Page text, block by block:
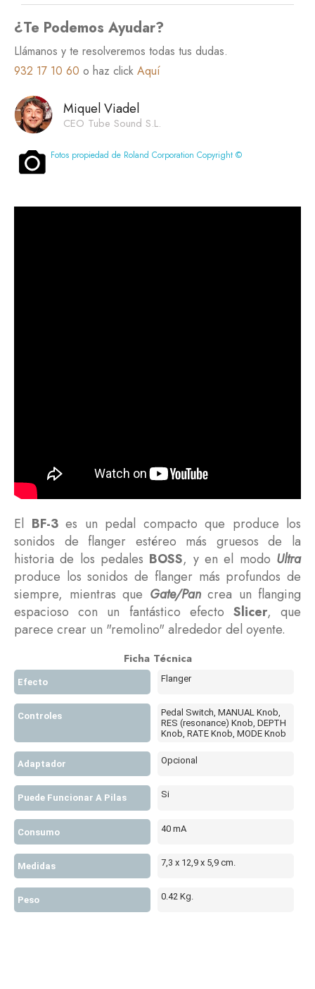
¿Te Podemos Ayudar?
Llámanos y te resolveremos todas tus dudas.
932 17 10 60 o haz click Aquí
Miquel Viadel
CEO Tube Sound S.L.
Fotos propiedad de Roland Corporation Copyright ©
El BF-3es un pedal compacto que produce los
sonidos de flanger estéreo más gruesos de la
historia de los pedales BOSS, y en el modo Ultra
produce los sonidos de flanger más profundos de
siempre, mientras que Gate/Pancrea un flanging
espacioso con un fantástico efecto Slicer, que
parece crear un "remolino" alrededor del oyente.
Ficha Técnica
Efecto Flanger
Controles
Pedal Switch, MANUAL Knob,
RES (resonance) Knob, DEPTH
Knob, RATE Knob, MODE Knob
Adaptador Opcional
Puede Funcionar A Pilas Si
Consumo 40 mA
Medidas 7,3 x 12,9 x 5,9 cm.
Peso 0.42 Kg.